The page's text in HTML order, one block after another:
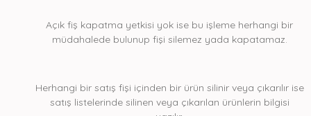
Açık fiş kapatma yetkisi yok ise bu işleme herhangi bir
müdahalede bulunup fişi silemez yada kapatamaz.
Herhangi bir satış fişi içinden bir ürün silinir veya çıkarılır ise
satış listelerinde silinen veya çıkarılan ürünlerin bilgisi